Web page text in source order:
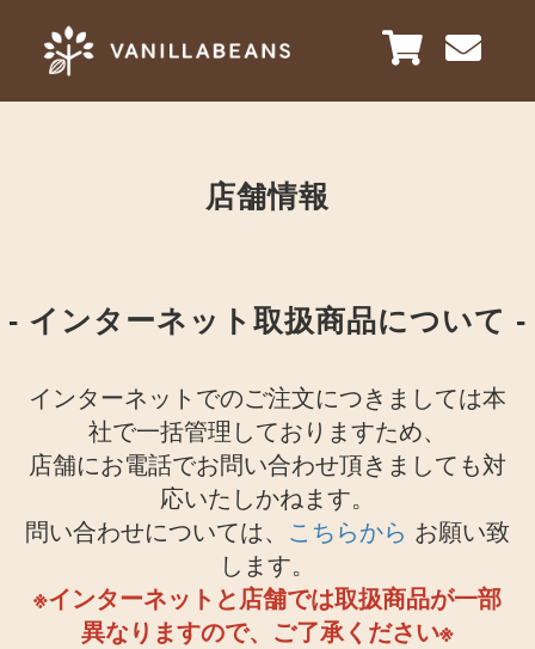
店舗情報
- インターネット取扱商品について -
インターネットでのご注文につきましては本
社で一括管理しておりますため、
店舗にお電話でお問い合わせ頂きましても対
応いたしかねます。
問い合わせについては、​​​​​​​ こちらから お願い致
します。
※インターネットと店舗では取扱商品が一部
異なりますので、ご了承ください※